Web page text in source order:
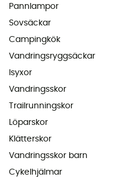
Pannlampor
Sovsäckar
Campingkök
Vandringsryggsäckar
Isyxor
Vandringsskor
Trailrunningskor
Löparskor
Klätterskor
Vandringsskor barn
Cykelhjälmar